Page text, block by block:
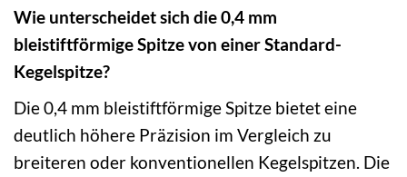
Wie unterscheidet sich die 0,4 mm
bleistiftförmige Spitze von einer Standard-
Kegelspitze?
Die 0,4 mm bleistiftförmige Spitze bietet eine
deutlich höhere Präzision im Vergleich zu
breiteren oder konventionellen Kegelspitzen. Die